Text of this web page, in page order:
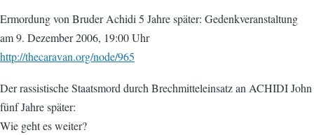
Ermordung von Bruder Achidi 5 Jahre später: Gedenkveranstaltung
am 9. Dezember 2006, 19:00 Uhr
http://thecaravan.org/node/965
Der rassistische Staatsmord durch Brechmitteleinsatz an ACHIDI John
fünf Jahre später:
Wie geht es weiter?